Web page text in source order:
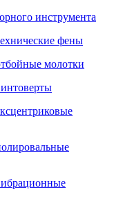
инструмента
фены
молотки